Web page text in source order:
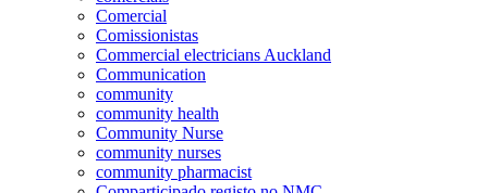
Comercial
Comissionistas
Commercial electricians Auckland
Communication
community
community health
Community Nurse
community nurses
community pharmacist